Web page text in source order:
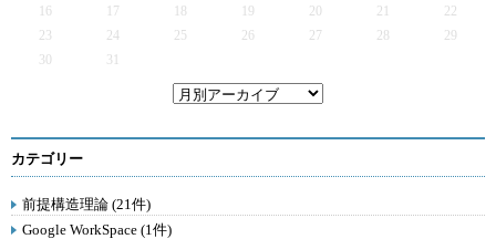
16
17 19 20 21
22
23
24 25 26 27 28
29
30
31
カテゴリー
前提構造理論 (21件)
Google WorkSpace (1件)